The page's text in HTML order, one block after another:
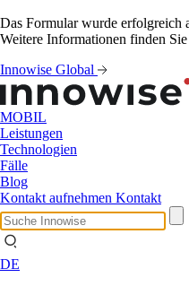
Das Formular wurde erfolgreich
Weitere Informationen finden
Innowise Global
MOBIL
Leistungen
Technologien
Fälle
Blog
Kontakt aufnehmen Kontakt
DE